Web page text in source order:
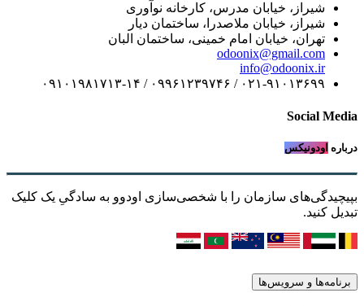
شیراز، خیابان مدرس، کارخانه نوآوری
شیراز، خیابان ملاصدرا، ساختمان دیار
تهران، خیابان امام خمینی، ساختمان البان
odoonix@gmail.com
info@odoonix.ir
۰۲۱-۹۱۰۱۳۶۹۹ / ۰۹۹۶۱۲۳۹۷۴۶ / ۰۹۱۰۱۹۸۱۷۱۳-۱۴
Social Media
درباره اودونیکس
بپیچیدگی‌های سازمان را با شخصی‌سازی اودوو به سادگیِ یک کلیک
تبدیل کنید.
برنامه‌ها و سرویس‌ها